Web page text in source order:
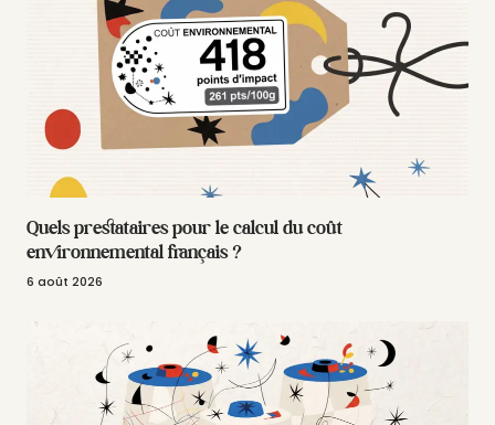
Quels prestataires pour le calcul du coût
environnemental français ?
6 août 2026